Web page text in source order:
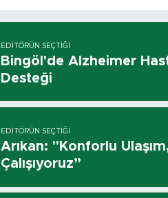
EDITÖRÜN SEÇTIĞI
Bingöl'de Alzheimer
Desteği
EDITÖRÜN SEÇTIĞI
Arıkan: "Konforlu
Çalışıyoruz”